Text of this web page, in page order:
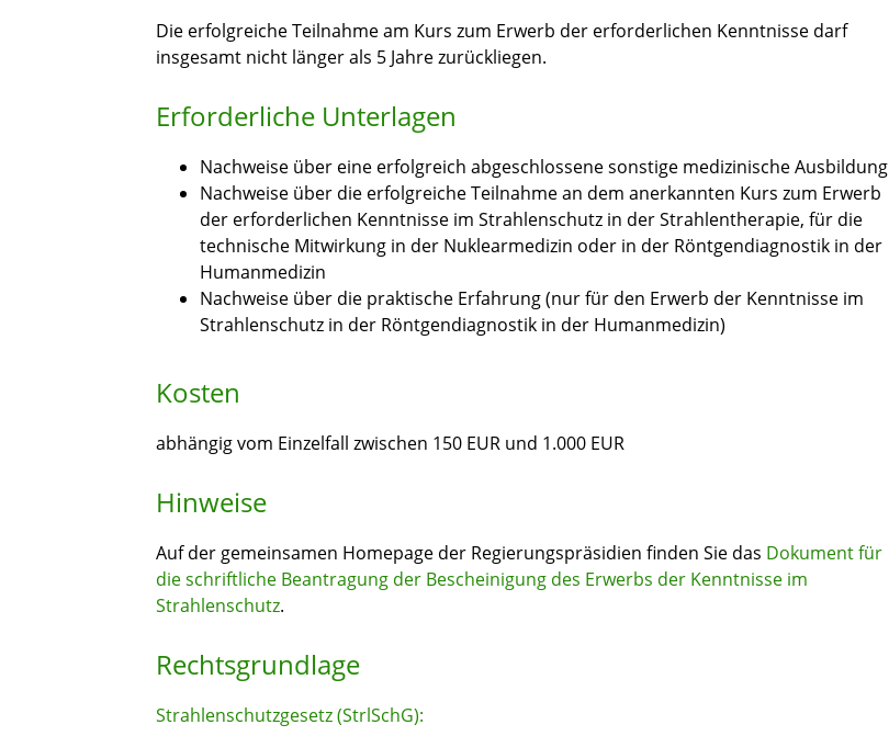
Die erfolgreiche Teilnahme am Kurs zum Erwerb der erforderlichen Kenntnisse darf
insgesamt nicht länger als 5 Jahre zurückliegen.
Erforderliche Unterlagen
Nachweise über eine erfolgreich abgeschlossene sonstige medizinische Ausbildung
Nachweise über die erfolgreiche Teilnahme an dem anerkannten Kurs zum Erwerb
der erforderlichen Kenntnisse im Strahlenschutz in der Strahlentherapie, für die
technische Mitwirkung in der Nuklearmedizin oder in der Röntgendiagnostik in der
Humanmedizin
Nachweise über die praktische Erfahrung (nur für den Erwerb der Kenntnisse im
Strahlenschutz in der Röntgendiagnostik in der Humanmedizin)
Kosten
abhängig vom Einzelfall zwischen 150 EUR und 1.000 EUR
Hinweise
Auf der gemeinsamen Homepage der Regierungspräsidien finden Sie das Dokumentfür
die schriftliche Beantragung der Bescheinigung des Erwerbs der Kenntnisse im
Strahlenschutz.
Rechtsgrundlage
Strahlenschutzgesetz (StrlSchG):